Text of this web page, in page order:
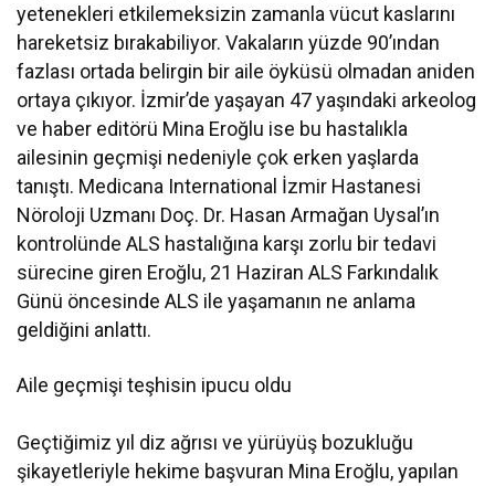
yetenekleri etkilemeksizin zamanla vücut kaslarını
hareketsiz bırakabiliyor. Vakaların yüzde 90’ından
fazlası ortada belirgin bir aile öyküsü olmadan aniden
ortaya çıkıyor. İzmir’de yaşayan 47 yaşındaki arkeolog
ve haber editörü Mina Eroğlu ise bu hastalıkla
ailesinin geçmişi nedeniyle çok erken yaşlarda
tanıştı. Medicana International İzmir Hastanesi
Nöroloji Uzmanı Doç. Dr. Hasan Armağan Uysal’ın
kontrolünde ALS hastalığına karşı zorlu bir tedavi
sürecine giren Eroğlu, 21 Haziran ALS Farkındalık
Günü öncesinde ALS ile yaşamanın ne anlama
geldiğini anlattı.
Aile geçmişi teşhisin ipucu oldu
Geçtiğimiz yıl diz ağrısı ve yürüyüş bozukluğu
şikayetleriyle hekime başvuran Mina Eroğlu, yapılan